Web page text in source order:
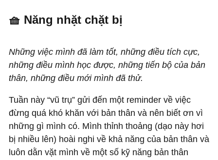
🧺 Năng nhặt chặt bị
Những việc mình đã làm tốt, những điều tích cực,
những điều mình học được, những tiến bộ của bản
thân, những điều mới mình đã thử.
Tuần này “vũ trụ” gửi đến một reminder về việc
đừng quá khó khăn với bản thân và nên biết ơn vì
những gì mình có. Mình thỉnh thoảng (dạo này hơi
bị nhiều lên) hoài nghi về khả năng của bản thân và
luôn dằn vặt mình về một số kỹ năng bản thân